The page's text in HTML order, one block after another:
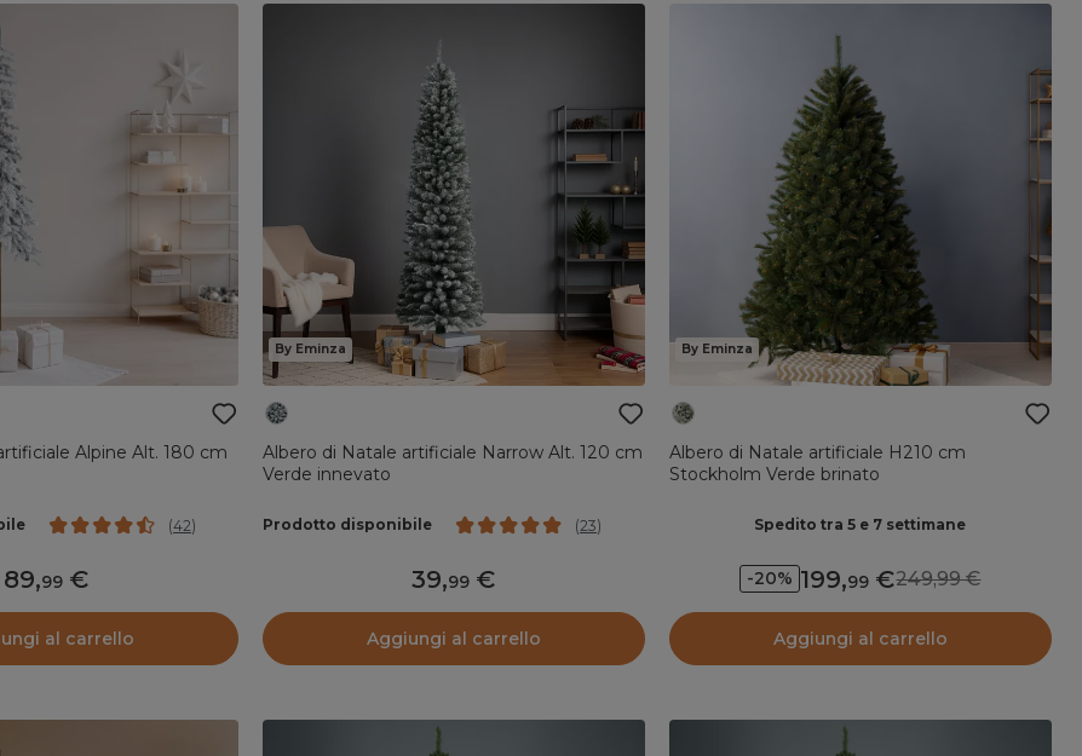
Alpine Alt. 180 cm
(42)
89,99
al carrello
By Eminza
Albero di Natale artificiale Narrow Alt. 120 cm
Verde innevato
Prodotto disponibile (23)
39,99
Aggiungi al carrello
By Eminza
Albero di Natale artificiale H210 cm
Stockholm Verde brinato
Spedito tra 5 e 7 settimane
-20% 199,99 249,99
Aggiungi al carrello